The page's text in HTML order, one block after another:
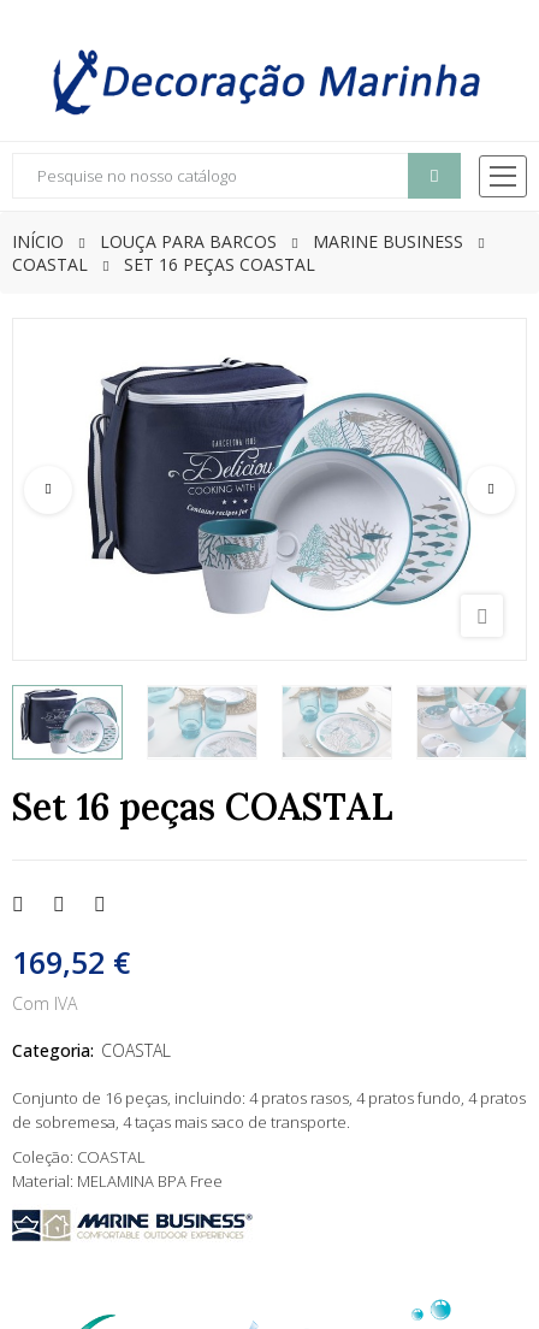
INÍCIO LOUÇA PARA BARCOS
MARINE BUSINESS
COASTAL
SET 16 PEÇAS COASTAL
Set 16 peças COASTAL
169,52 €
Com IVA
Categoria: COASTAL
Conjunto de 16 peças, incluindo: 4 pratos rasos, 4 pratos fundo, 4 pratos
de sobremesa, 4 taças mais saco de transporte.
Coleção: COASTAL
Material: MELAMINA BPA Free